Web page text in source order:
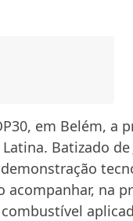
em Belém, a
Batizado de
na